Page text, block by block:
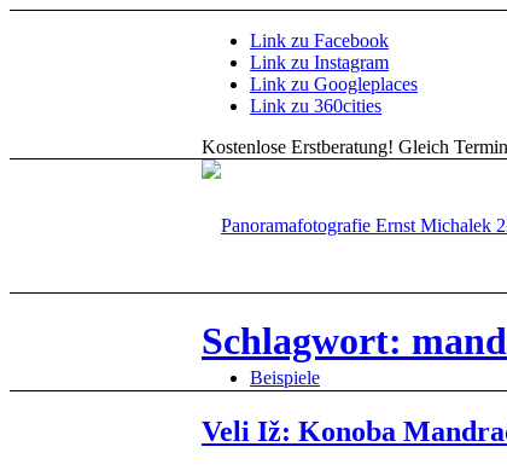
Link zu Facebook
Link zu Instagram
Link zu Googleplaces
Link zu 360cities
Kostenlose Erstberatung! Gleich
Beispiele
Schlagwort:
Veli Iž: Konoba